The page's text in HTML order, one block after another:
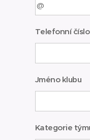
Telefonní číslo
Jméno klubu
Kategorie